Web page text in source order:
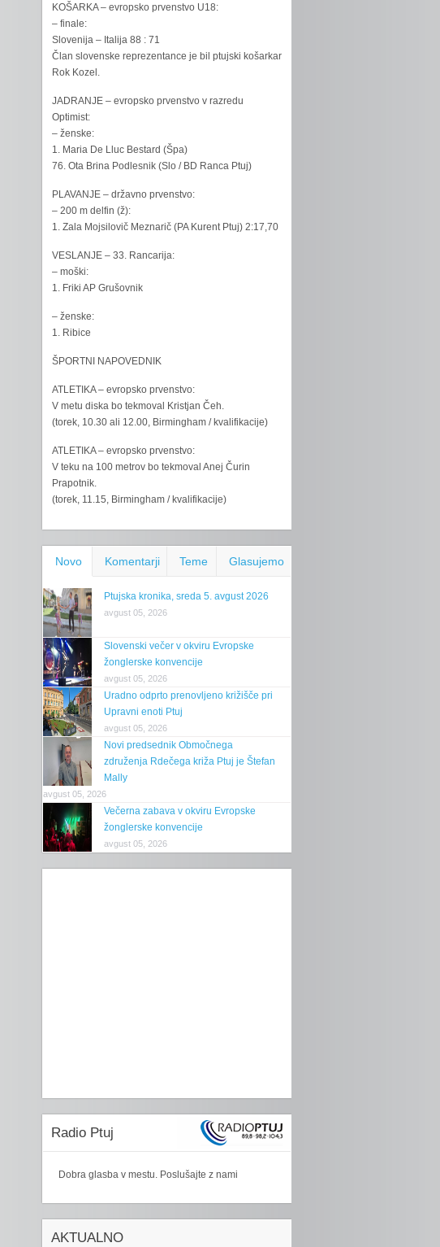
KOŠARKA – evropsko prvenstvo U18:
– finale:
Slovenija – Italija 88 : 71
Član slovenske reprezentance je bil ptujski košarkar
Rok Kozel.
JADRANJE – evropsko prvenstvo v razredu
Optimist:
– ženske:
1. Maria De Lluc Bestard (Špa)
76. Ota Brina Podlesnik (Slo / BD Ranca Ptuj)
PLAVANJE – državno prvenstvo:
– 200 m delfin (ž):
1. Zala Mojsilovič Meznarič (PA Kurent Ptuj) 2:17,70
VESLANJE – 33. Rancarija:
– moški:
1. Friki AP Grušovnik
– ženske:
1. Ribice
ŠPORTNI NAPOVEDNIK
ATLETIKA – evropsko prvenstvo:
V metu diska bo tekmoval Kristjan Čeh.
(torek, 10.30 ali 12.00, Birmingham / kvalifikacije)
ATLETIKA – evropsko prvenstvo:
V teku na 100 metrov bo tekmoval Anej Čurin
Prapotnik.
(torek, 11.15, Birmingham / kvalifikacije)
Novo Komentarji Teme Glasujemo
Ptujska kronika, sreda 5. avgust 2026
avgust 05, 2026
Slovenski večer v okviru Evropske
žonglerske konvencije
avgust 05, 2026
Uradno odprto prenovljeno križišče pri
Upravni enoti Ptuj
avgust 05, 2026
Novi predsednik Območnega
združenja Rdečega križa Ptuj je Štefan
Mally
avgust 05, 2026
Večerna zabava v okviru Evropske
žonglerske konvencije
avgust 05, 2026
Radio Ptuj
Dobra glasba v mestu. Poslušajte z nami
AKTUALNO